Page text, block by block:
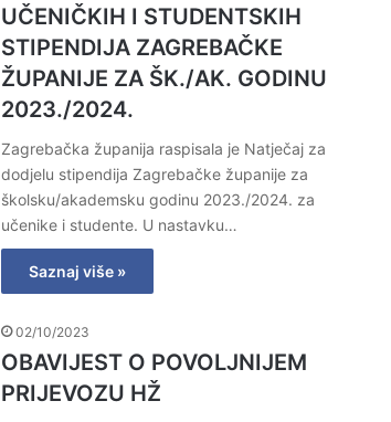
UČENIČKIH I STUDENTSKIH
STIPENDIJA ZAGREBAČKE
ŽUPANIJE ZA ŠK./AK. GODINU
2023./2024.
Zagrebačka županija raspisala je Natječaj za
dodjelu stipendija Zagrebačke županije za
školsku/akademsku godinu 2023./2024. za
učenike i studente. U nastavku…
Saznaj više »
02/10/2023
OBAVIJEST O POVOLJNIJEM
PRIJEVOZU HŽ